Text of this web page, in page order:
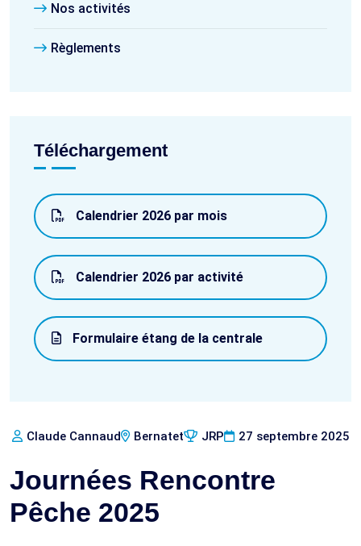
Nos activités
Règlements
Téléchargement
Calendrier 2026 par mois
Calendrier 2026 par activité
Formulaire étang de la centrale
Claude Cannaud Bernatet JRP 27 septembre 2025
Journées Rencontre
Pêche 2025